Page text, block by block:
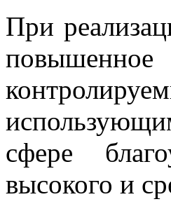
При
сфере
высокого и